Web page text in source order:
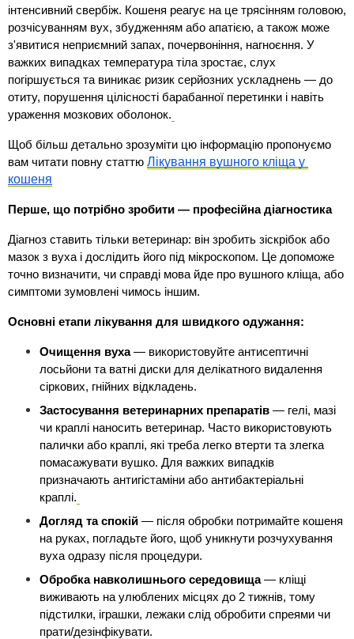
інтенсивний свербіж. Кошеня реагує на це трясінням головою,
розчісуванням вух, збудженням або апатією, а також може
з'явитися неприємний запах, почервоніння, нагноєння. У
важких випадках температура тіла зростає, слух
погіршується та виникає ризик серйозних ускладнень — до
отиту, порушення цілісності барабанної перетинки і навіть
ураження мозкових оболонок.
Щоб більш детально зрозуміти цю інформацію пропонуємо
вам читати повну статтю Лікування вушного кліща у
кошеня
Перше, що потрібно зробити — професійна діагностика
Діагноз ставить тільки ветеринар: він зробить зіскрібок або
мазок з вуха і дослідить його під мікроскопом. Це допоможе
точно визначити, чи справді мова йде про вушного кліща, або
симптоми зумовлені чимось іншим.
Основні етапи лікування для швидкого одужання:
Очищення вуха — використовуйте антисептичні
лосьйони та ватні диски для делікатного видалення
сіркових, гнійних відкладень.
Застосування ветеринарних препаратів — гелі, мазі
чи краплі наносить ветеринар. Часто використовують
палички або краплі, які треба легко втерти та злегка
помасажувати вушко. Для важких випадків
призначають антигістаміни або антибактеріальні
краплі.
Догляд та спокій — після обробки потримайте кошеня
на руках, погладьте його, щоб уникнути розчухування
вуха одразу після процедури.
Обробка навколишнього середовища — кліщі
виживають на улюблених місцях до 2 тижнів, тому
підстилки, іграшки, лежаки слід обробити спреями чи
прати/дезінфікувати.